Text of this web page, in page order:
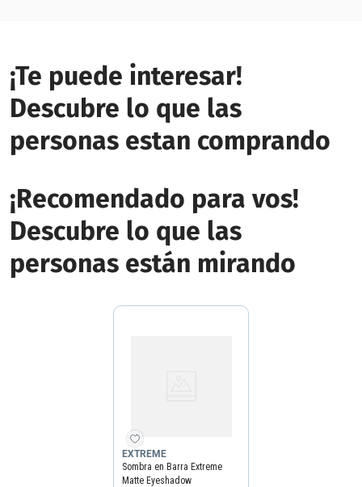
¡Te puede interesar!
Descubre lo que las
personas estan comprando
¡Recomendado para vos!
Descubre lo que las
personas están mirando
EXTREME
Sombra en Barra Extreme
Matte Eyeshadow